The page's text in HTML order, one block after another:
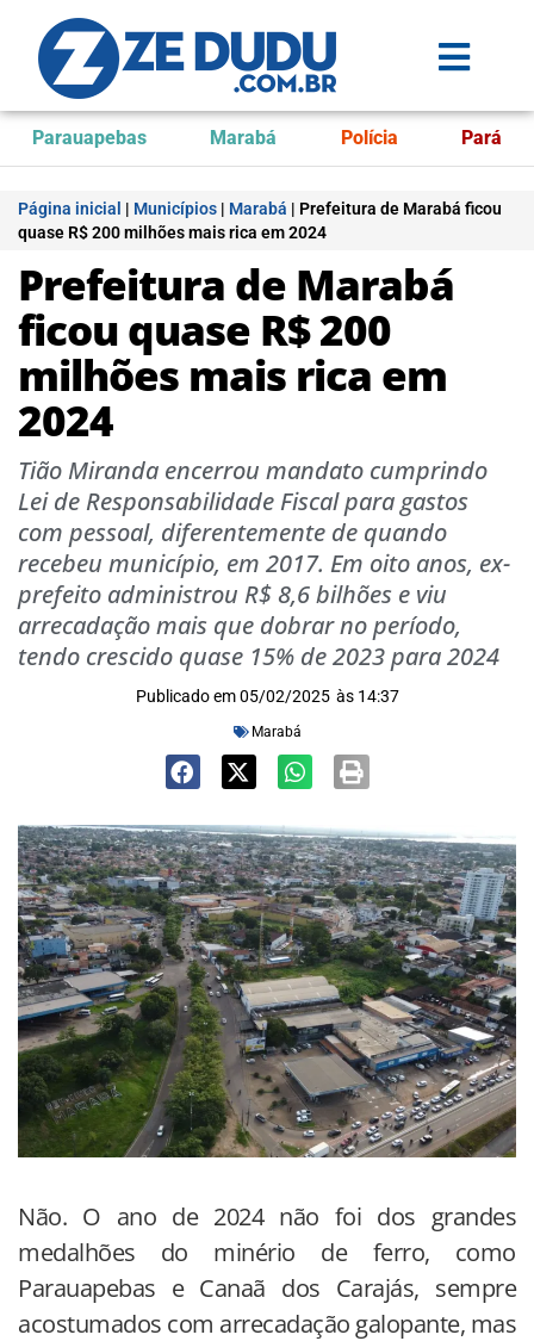
Parauapebas Marabá Polícia Pará
Página inicial | Municípios | Marabá | Prefeitura de Marabá ficou
quase R$ 200 milhões mais rica em 2024
Prefeitura de Marabá
ficou quase R$ 200
milhões mais rica em
2024
Tião Miranda encerrou mandato cumprindo
Lei de Responsabilidade Fiscal para gastos
com pessoal, diferentemente de quando
recebeu município, em 2017. Em oito anos, ex-
prefeito administrou R$ 8,6 bilhões e viu
arrecadação mais que dobrar no período,
tendo crescido quase 15% de 2023 para 2024
Publicado em 05/02/2025 às 14:37
Marabá
Não. O ano de 2024 não foi dos grandes
medalhões do minério de ferro, como
Parauapebas e Canaã dos Carajás, sempre
acostumados com arrecadação galopante, mas